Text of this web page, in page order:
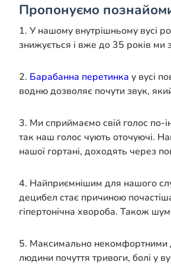
Пропонуємо
1. У нашому внутрішньому вусі
знижується і вже до 35 років ми
2. Барабанна перетинка у вусі
водню дозволяє почути звук,
3. Ми сприймаємо свій голос по-
так наш голос чують оточуючі.
нашої гортані, доходять через
4. Найприємнішим для нашого
децибел стає причиною
гіпертонічна хвороба. Також
5. Максимально некомфортними
людини почуття тривоги, болі у